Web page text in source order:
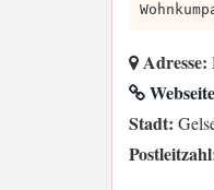
Adresse:
Webseite
Stadt: